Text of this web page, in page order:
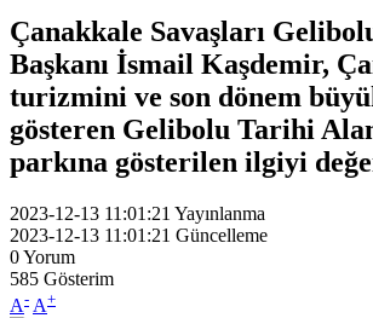
Çanakkale Savaşları
Başkanı İsmail Kaşdemir,
turizmini ve son dönem
gösteren Gelibolu Tarihi
parkına gösterilen ilgiyi
2023-12-13 11:01:21 Yayınlanma
2023-12-13 11:01:21 Güncelleme
0Yorum
585 Gösterim
A- A+